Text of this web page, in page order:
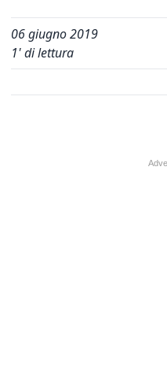
06 giugno 2019
1' di lettura